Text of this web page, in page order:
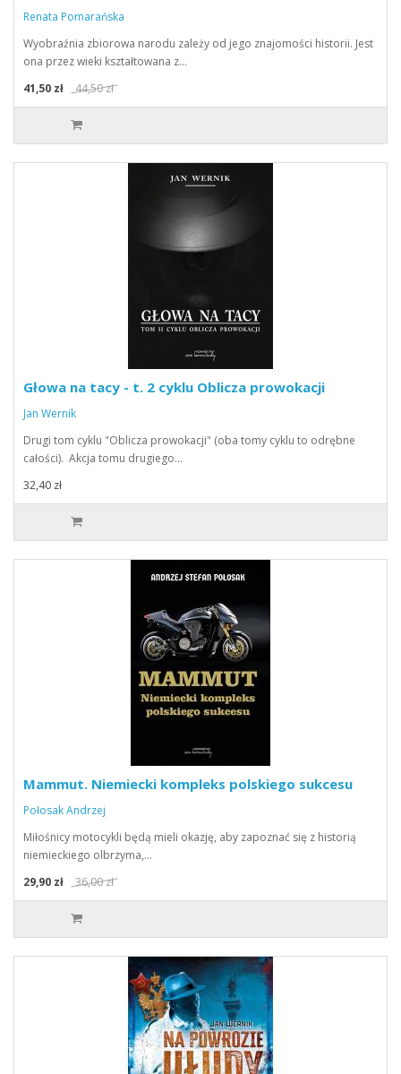
Renata Pomarańska
Wyobraźnia zbiorowa narodu zależy od jego znajomości historii. Jest
ona przez wieki kształtowana z…
41,50 zł
44,50 zł
Głowa na tacy - t. 2 cyklu Oblicza prowokacji
Jan Wernik
Drugi tom cyklu "Oblicza prowokacji" (oba tomy cyklu to odrębne
całości). Akcja tomu drugiego…
32,40 zł
Mammut. Niemiecki kompleks polskiego sukcesu
Połosak Andrzej
Miłośnicy motocykli będą mieli okazję, aby zapoznać się z historią
niemieckiego olbrzyma,…
29,90 zł
36,00 zł